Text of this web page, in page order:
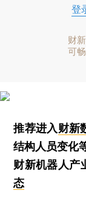
登
财
可
推荐进入财新
结构人员变化
财新机器人产
态